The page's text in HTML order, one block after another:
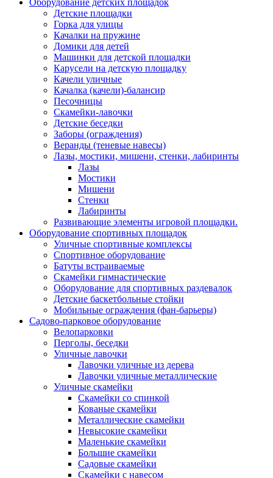
Оборудование детских площадок
Детские площадки
Горка для улицы
Качалки на пружине
Домики для детей
Машинки для детской площадки
Карусели на детскую площадку
Качели уличные
Качалка (качели)-балансир
Песочницы
Скамейки-лавочки
Детские беседки
Заборы (ограждения)
Веранды (теневые навесы)
Лазы, мостики, мишени, стенки, лабиринты
Лазы
Мостики
Мишени
Стенки
Лабиринты
Развивающие элементы игровой площадки.
Оборудование спортивных площадок
Уличные спортивные комплексы
Спортивное оборудование
Батуты встраиваемые
Скамейки гимнастические
Оборудование для спортивных раздевалок
Детские баскетбольные стойки
Мобильные ограждения (фан-барьеры)
Садово-парковое оборудование
Велопарковки
Перголы, беседки
Уличные лавочки
Лавочки уличные из дерева
Лавочки уличные металлические
Уличные скамейки
Скамейки со спинкой
Кованые скамейки
Металлические скамейки
Невысокие скамейки
Маленькие скамейки
Большие скамейки
Садовые скамейки
Скамейки с навесом